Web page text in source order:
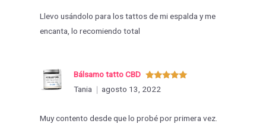
Llevo usándolo para los tattos de mi espalda y me
encanta, lo recomiendo total
Valorado
con
Bálsamo tatto CBD
Tania
agosto 13, 2022
Muy contento desde que lo probé por primera vez.